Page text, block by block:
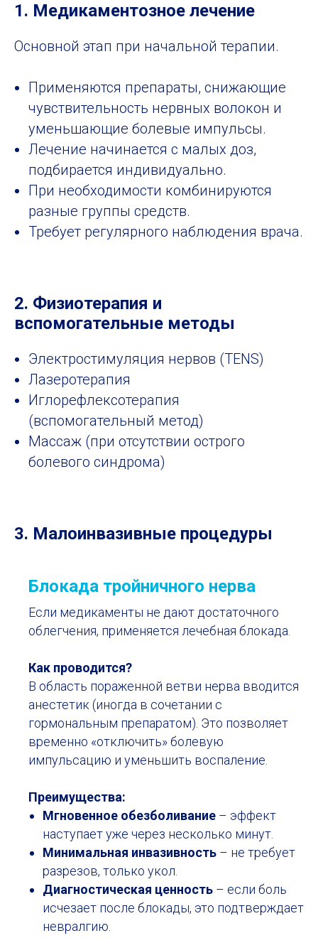
1. Медикаментозное лечение
Основной этап при начальной терапии.
Применяются препараты, снижающие
чувствительность нервных волокон и
уменьшающие болевые импульсы.
Лечение начинается с малых доз,
подбирается индивидуально.
При необходимости комбинируются
разные группы средств.
Требует регулярного наблюдения врача.
2. Физиотерапия и
вспомогательные методы
Электростимуляция нервов (TENS)
Лазеротерапия
Иглорефлексотерапия
(вспомогательный метод)
Массаж (при отсутствии острого
болевого синдрома)
3. Малоинвазивные процедуры
Блокада тройничного нерва
Если медикаменты не дают достаточного
облегчения, применяется лечебная блокада.
Как проводится?
В область пораженной ветви нерва вводится
анестетик (иногда в сочетании с
гормональным препаратом). Это позволяет
временно «отключить» болевую
импульсацию и уменьшить воспаление.
Преимущества:
Мгновенное обезболивание – эффект
наступает уже через несколько минут.
Минимальная инвазивность – не требует
разрезов, только укол.
Диагностическая ценность – если боль
исчезает после блокады, это подтверждает
невралгию.